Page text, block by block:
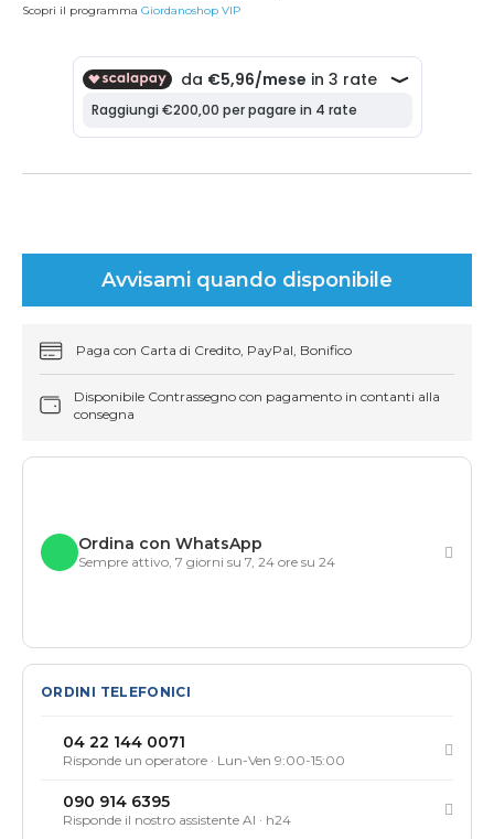
Scopri il programma Giordanoshop VIP
Avvisami quando disponibile
Paga con Carta di Credito, PayPal, Bonifico
Disponibile Contrassegno con pagamento in contanti alla
consegna
Ordina con WhatsApp
Sempre attivo, 7 giorni su 7, 24 ore su 24
ORDINI TELEFONICI
04 22 144 0071
Risponde un operatore · Lun-Ven 9:00-15:00
090 914 6395
Risponde il nostro assistente AI · h24